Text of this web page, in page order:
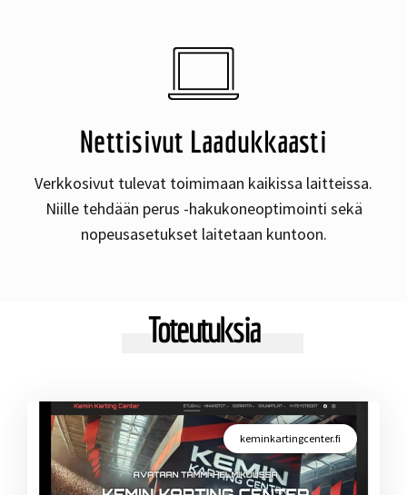
Nettisivut Laadukkaasti
Verkkosivut tulevat toimimaan kaikissa laitteissa.
Niille tehdään perus -hakukoneoptimointi sekä
nopeusasetukset laitetaan kuntoon.
Toteutuksia
keminkartingcenter.fi